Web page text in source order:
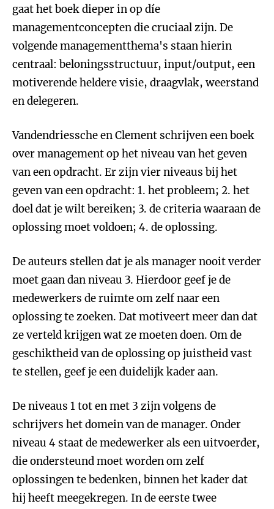
gaat het boek dieper in op díe
managementconcepten die cruciaal zijn. De
volgende managementthema's staan hierin
centraal: beloningsstructuur, input/output, een
motiverende heldere visie, draagvlak, weerstand
en delegeren.
Vandendriessche en Clement schrijven een boek
over management op het niveau van het geven
van een opdracht. Er zijn vier niveaus bij het
geven van een opdracht: 1. het probleem; 2. het
doel dat je wilt bereiken; 3. de criteria waaraan de
oplossing moet voldoen; 4. de oplossing.
De auteurs stellen dat je als manager nooit verder
moet gaan dan niveau 3. Hierdoor geef je de
medewerkers de ruimte om zelf naar een
oplossing te zoeken. Dat motiveert meer dan dat
ze verteld krijgen wat ze moeten doen. Om de
geschiktheid van de oplossing op juistheid vast
te stellen, geef je een duidelijk kader aan.
De niveaus 1 tot en met 3 zijn volgens de
schrijvers het domein van de manager. Onder
niveau 4 staat de medewerker als een uitvoerder,
die ondersteund moet worden om zelf
oplossingen te bedenken, binnen het kader dat
hij heeft meegekregen. In de eerste twee